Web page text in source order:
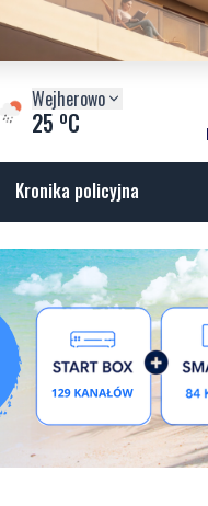
Wejherowo
25 oC
Kronika policyjna